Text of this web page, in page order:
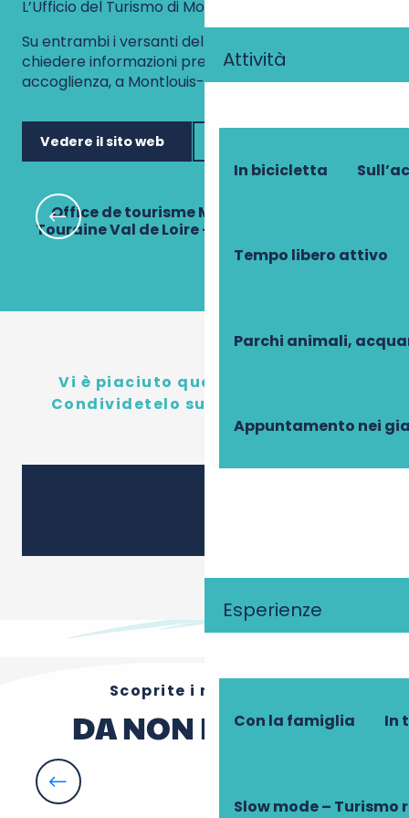
Attività
In bicicletta
Tempo libero attivo
Parchi animali,
Appuntamento nei
Esperienze
Con la famiglia In
Slow mode – Turismo
L’Ufficio del Turismo di Montlouis-Vouvray
Su entrambi i versanti della Loira, non esitate a
chiedere informazioni presso i due uffici di
accoglienza, a Montlouis-sur-Loire e a Vouvray.
Vedere il sito web
Office de tourisme Montlouis-Vouvray :
Touraine Val de Loire - Bureau de Montlouis
Vi è piaciuto questo contenuto?
Condividetelo sui social network!
Scoprite i nostri altri
DA NON PERDERE
Vitiloire